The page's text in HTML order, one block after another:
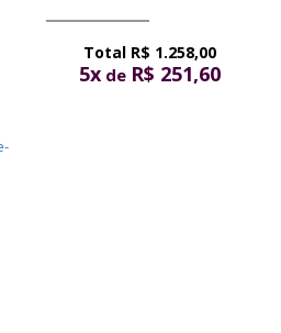
R$ 1.258,00
5x de R$ 251,60